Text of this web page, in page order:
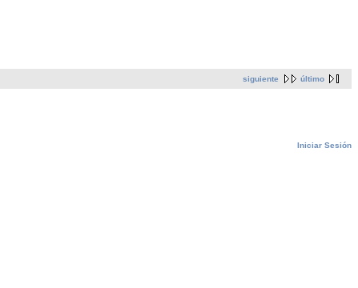
siguiente último
Iniciar Sesión